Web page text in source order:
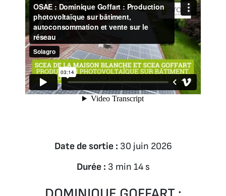
Date de sortie : 30 juin 2026
Durée : 3 min 14 s